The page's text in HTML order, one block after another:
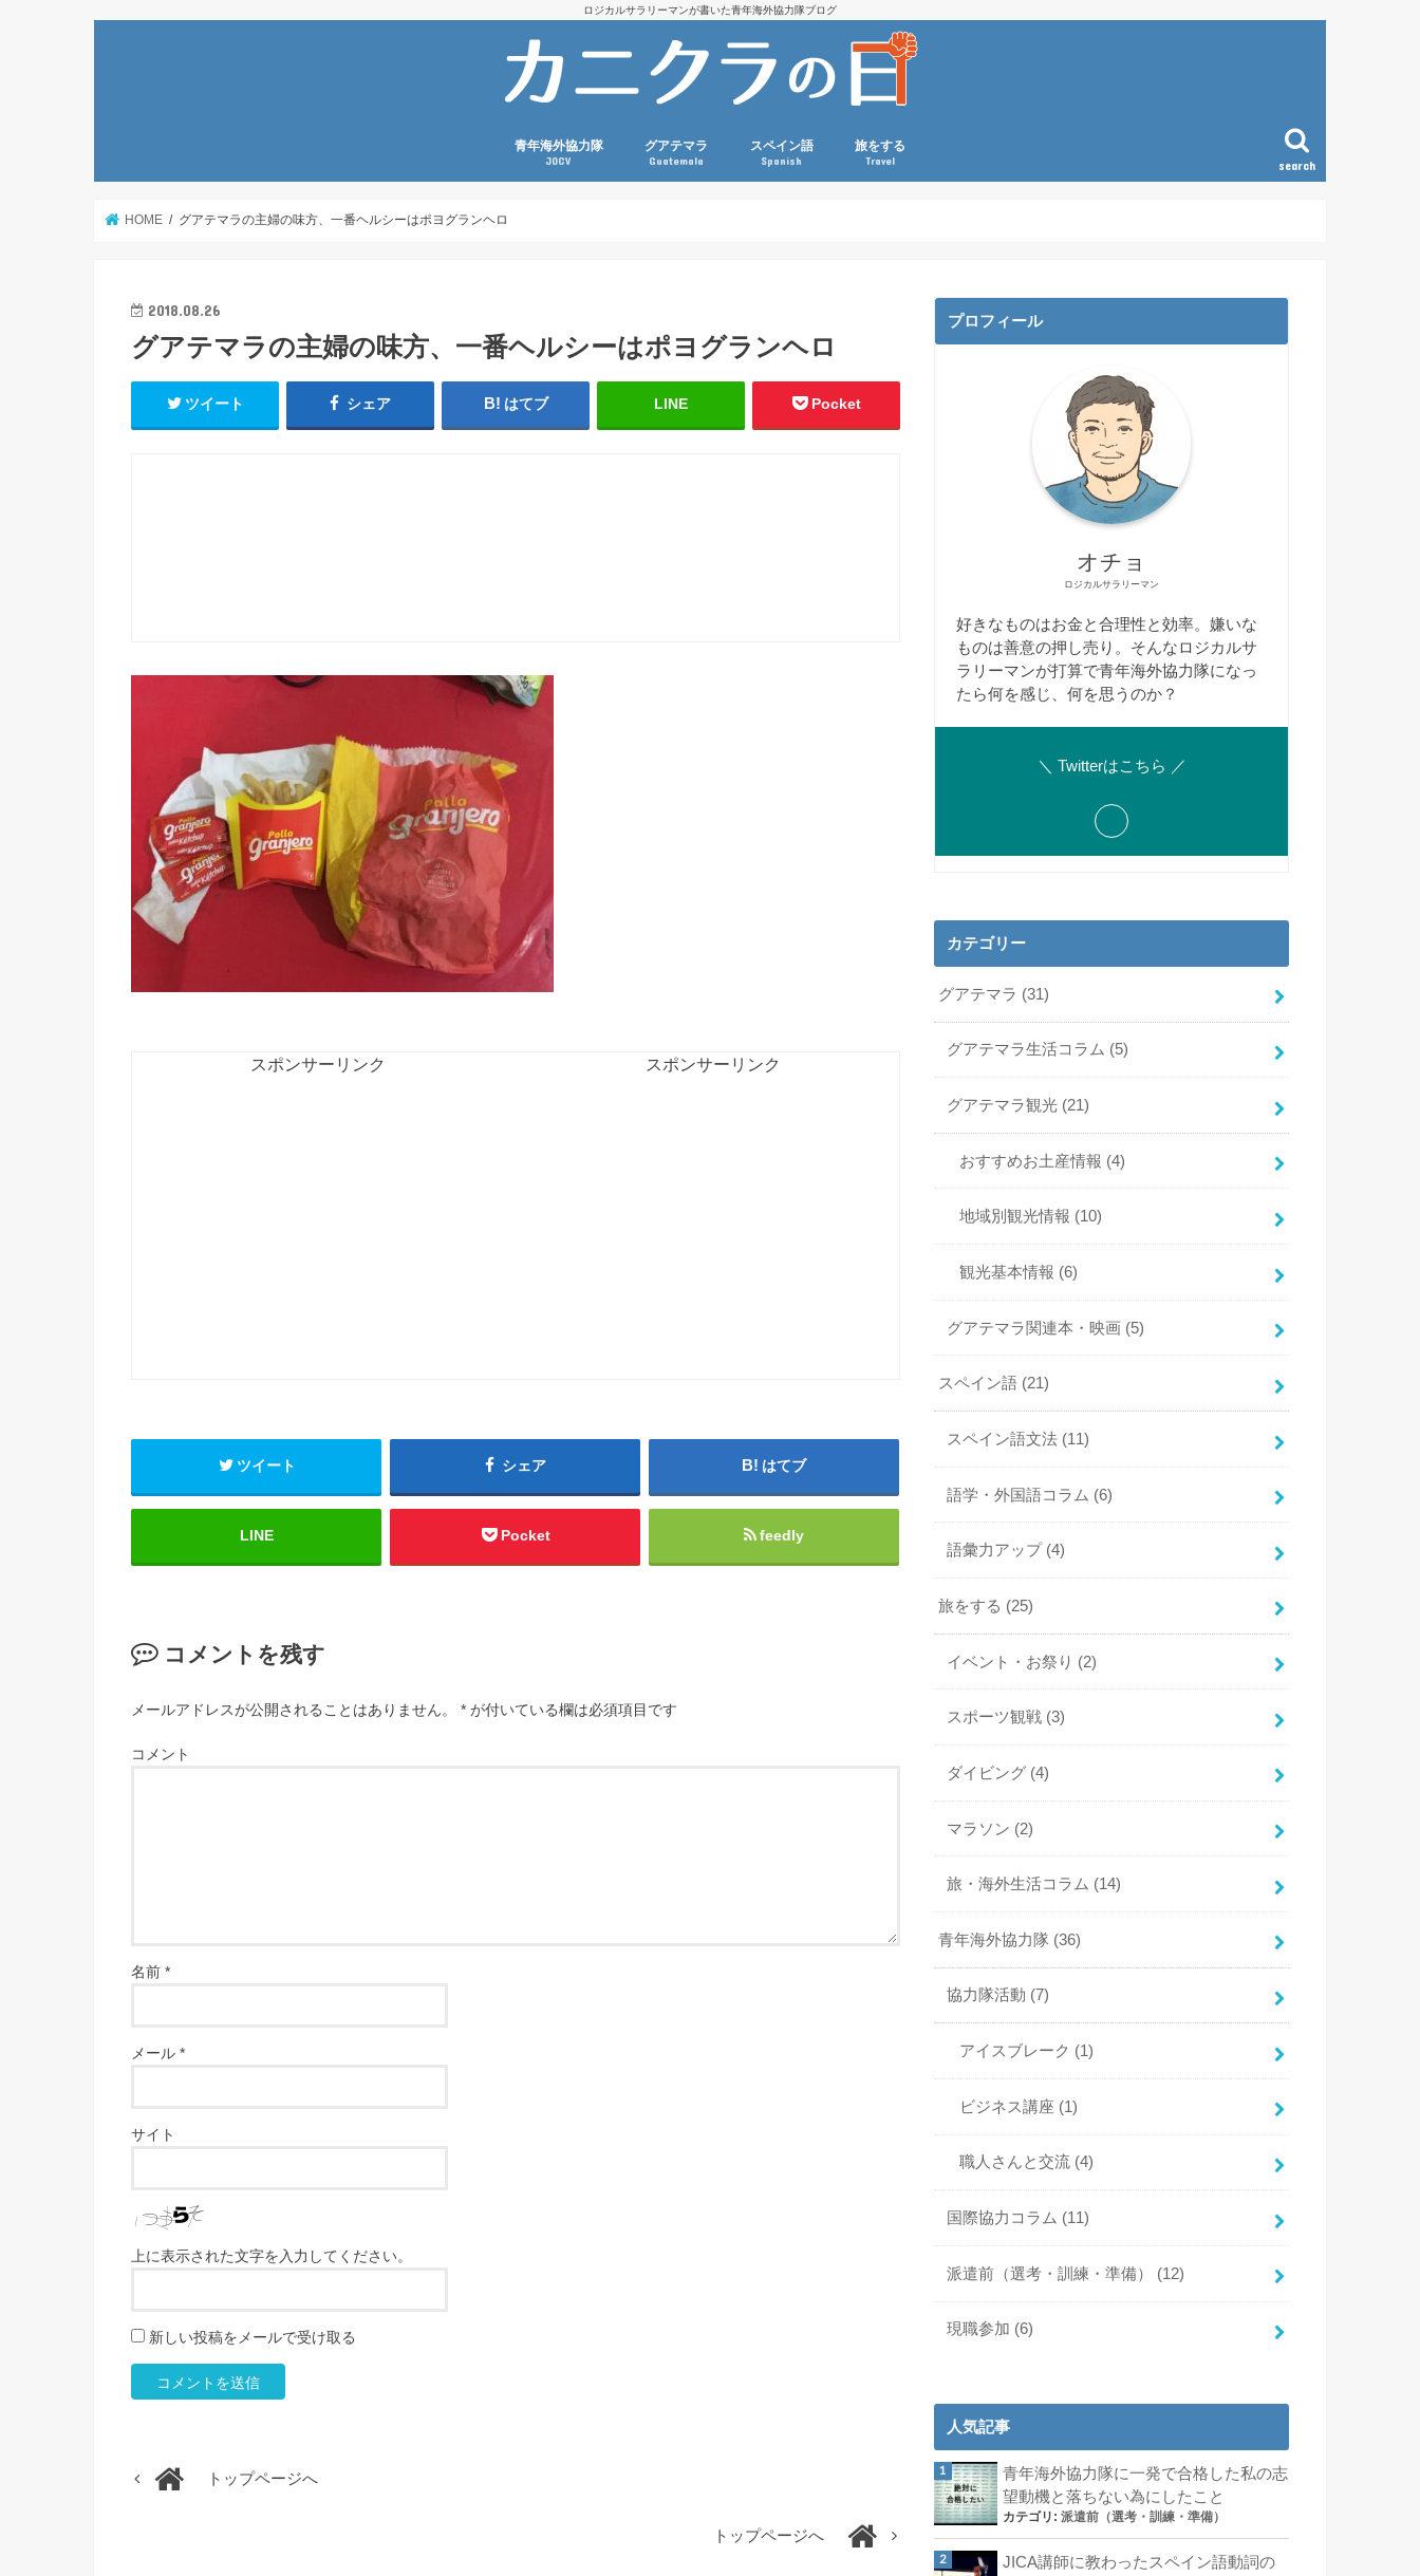
ロジカルサラリーマンが書いた青年海外協力隊ブログ
search
青年海外協力隊
JOCV
グアテマラ
Guatemala
スペイン語
Spanish
旅をする
Travel
HOME グアテマラの主婦の味方、一番ヘルシーはポヨグランヘロ
2018.08.26
グアテマラの主婦の味方、一番ヘルシーはポヨグランヘロ
ツイート シェア はてブ LINE Pocket
スポンサーリンク スポンサーリンク
ツイート シェア はてブ
LINE Pocket feedly
コメントを残す
メールアドレスが公開されることはありません。 * が付いている欄は必須項目です
コメント
名前 *
メール *
サイト
上に表示された文字を入力してください。
新しい投稿をメールで受け取る
トップページへ
トップページへ
プロフィール
オチョ
ロジカルサラリーマン
好きなものはお金と合理性と効率。嫌いな
ものは善意の押し売り。そんなロジカルサ
ラリーマンが打算で青年海外協力隊になっ
たら何を感じ、何を思うのか？
＼ Twitterはこちら ／
カテゴリー
グアテマラ (31)
グアテマラ生活コラム (5)
グアテマラ観光 (21)
おすすめお土産情報 (4)
地域別観光情報 (10)
観光基本情報 (6)
グアテマラ関連本・映画 (5)
スペイン語 (21)
スペイン語文法 (11)
語学・外国語コラム (6)
語彙力アップ (4)
旅をする (25)
イベント・お祭り (2)
スポーツ観戦 (3)
ダイビング (4)
マラソン (2)
旅・海外生活コラム (14)
青年海外協力隊 (36)
協力隊活動 (7)
アイスブレーク (1)
ビジネス講座 (1)
職人さんと交流 (4)
国際協力コラム (11)
派遣前（選考・訓練・準備） (12)
現職参加 (6)
人気記事
青年海外協力隊に一発で合格した私の志
望動機と落ちない為にしたこと
カテゴリ: 派遣前（選考・訓練・準備）
JICA講師に教わったスペイン語動詞の